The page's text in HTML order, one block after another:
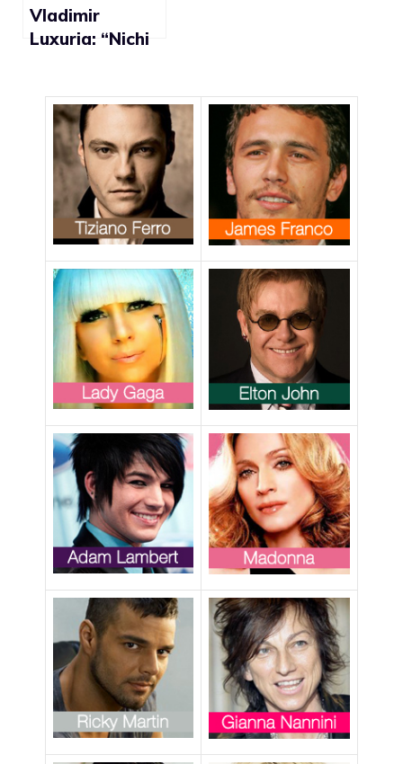
Vladimir
Luxuria: “Nichi
sottovaluto
l’intelligenza
degli italiani
che se ne
sbattono del
orientamento
sessuale”